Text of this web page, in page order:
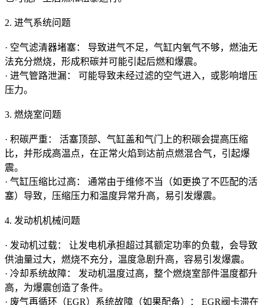
2. 进气系统问题
· 空气滤清器堵塞： 导致进气不足，气缸内氧气不够，燃油无
法充分燃烧，形成积碳并可能引起后燃和爆震。
· 进气管路泄漏： 可能导致未经过滤的空气进入，或影响增压
压力。
3. 燃烧室问题
· 积碳严重： 活塞顶部、气缸盖和气门上的积碳会提高压缩
比，并形成高温点，在正常火焰到达前点燃混合气，引起爆
震。
· 气缸压缩比过高： 通常由于维修不当（如更换了不匹配的活
塞）导致，压缩压力和温度异常升高，易引发爆震。
4. 发动机机械问题
· 发动机过载： 让发电机承担超过其额定功率的负载，会导致
供油量过大，燃烧不充分，温度急剧升高，容易引发爆震。
· 冷却系统故障： 发动机温度过高，整个燃烧室部件温度都升
高，为爆震创造了条件。
· 废气再循环（EGR）系统故障（如果配备）： EGR阀卡滞在